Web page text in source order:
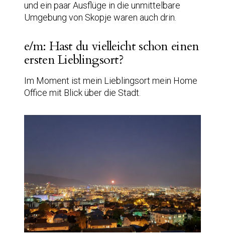
und ein paar Ausflüge in die unmittelbare
Umgebung von Skopje waren auch drin.
e/m: Hast du vielleicht schon einen
ersten Lieblingsort?
Im Moment ist mein Lieblingsort mein Home
Office mit Blick über die Stadt.